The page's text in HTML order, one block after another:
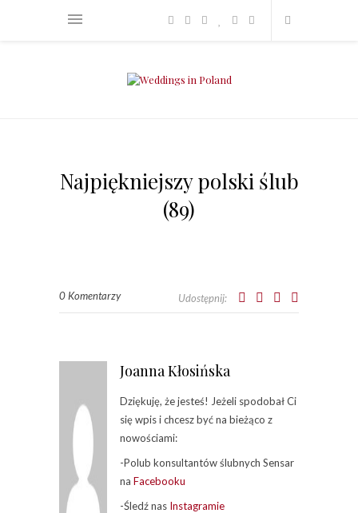
Najpiękniejszy polski ślub
(89)
0 Komentarzy Udostępnij:
Joanna Kłosińska
Dziękuję, że jesteś! Jeżeli spodobał Ci
się wpis i chcesz być na bieżąco z
nowościami:
-Polub konsultantów ślubnych Sensar
na Facebooku
-Śledź nas Instagramie